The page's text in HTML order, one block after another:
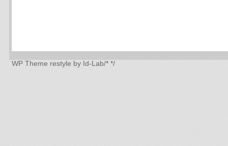
WP Theme restyle by Id-Lab/* */